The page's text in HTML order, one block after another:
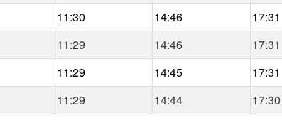
11:30 14:46 17:31
11:29 14:46 17:31
11:29 14:45 17:31
11:29 14:44 17:30